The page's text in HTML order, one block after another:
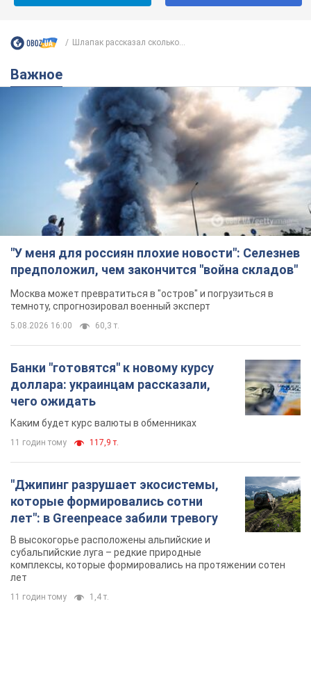
Шлапак рассказал сколько...
Важное
"У меня для россиян плохие новости": Селезнев
предположил, чем закончится "война складов"
Москва может превратиться в "остров" и погрузиться в
темноту, спрогнозировал военный эксперт
5.08.2026 16:00 60,3 т.
Банки "готовятся" к новому курсу
доллара: украинцам рассказали,
чего ожидать
Каким будет курс валюты в обменниках
11 годин тому 117,9 т.
"Джипинг разрушает экосистемы,
которые формировались сотни
лет": в Greenpeace забили тревогу
В высокогорье расположены альпийские и
субальпийские луга – редкие природные
комплексы, которые формировались на протяжении сотен
лет
11 годин тому 1,4 т.